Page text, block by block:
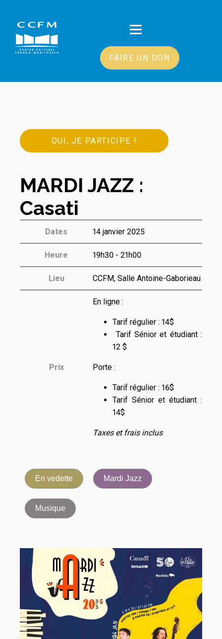
FAIRE UN DON
OUI, JE PARTICIPE !
MARDI JAZZ :
Casati
Dates 14 janvier 2025
Heure 19h30 - 21h00
Lieu CCFM, Salle Antoine-Gaborieau
Prix
En ligne :
Tarif régulier : 14$
Tarif Sénior et étudiant :
12 $
Porte :
Tarif régulier : 16$
Tarif Sénior et étudiant :
14$
Taxes et frais inclus
En vedette Mardi Jazz
Musique